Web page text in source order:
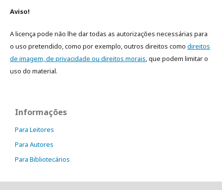
Aviso!
A licença pode não lhe dar todas as autorizações necessárias para
o uso pretendido, como por exemplo, outros direitos como direitos
de imagem, de privacidade ou direitos morais, que podem limitar o
uso do material.
Informações
Para Leitores
Para Autores
Para Bibliotecários